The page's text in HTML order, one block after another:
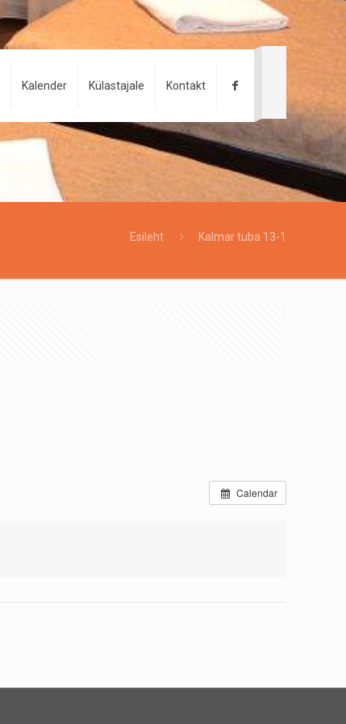
Kalender Külastajale Kontakt
Esileht Kalmar tuba 13-1
Calendar